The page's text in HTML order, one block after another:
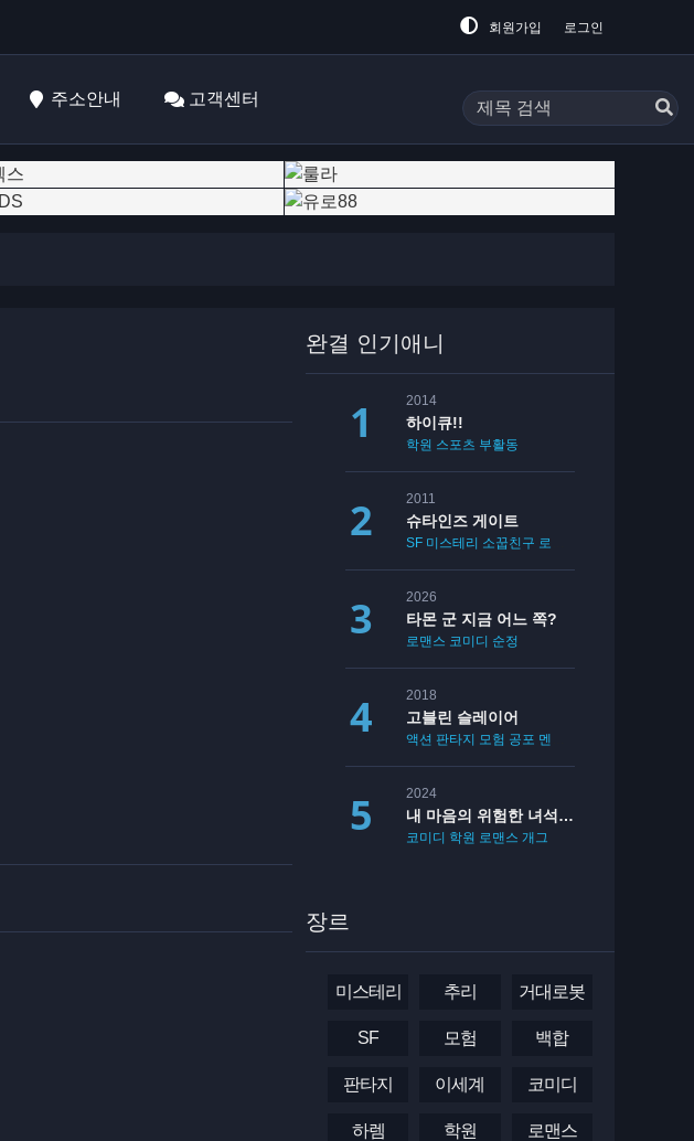
회원가입 로그인
주소안내 고객센터
완결 인기애니
2014
하이큐!!
학원 스포츠 부활동
2011
슈타인즈 게이트
SF 미스테리 소꿉친구 로맨스
2026
타몬 군 지금 어느 쪽?
로맨스 코미디 순정
2018
고블린 슬레이어
액션 판타지 모험 공포 멘붕
2024
내 마음의 위험한 녀석 2기
코미디 학원 로맨스 개그
장르
미스테리 추리 거대로봇
SF 모험 백합
판타지 이세계 코미디
하렘 학원 로맨스